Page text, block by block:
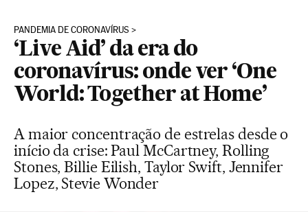
PANDEMIA DE CORONAVÍRUS
‘Live Aid’ da era do
coronavírus: onde ver ‘One
World: Together at Home’
A maior concentração de estrelas desde o
início da crise: Paul McCartney, Rolling
Stones, Billie Eilish, Taylor Swift, Jennifer
Lopez, Stevie Wonder